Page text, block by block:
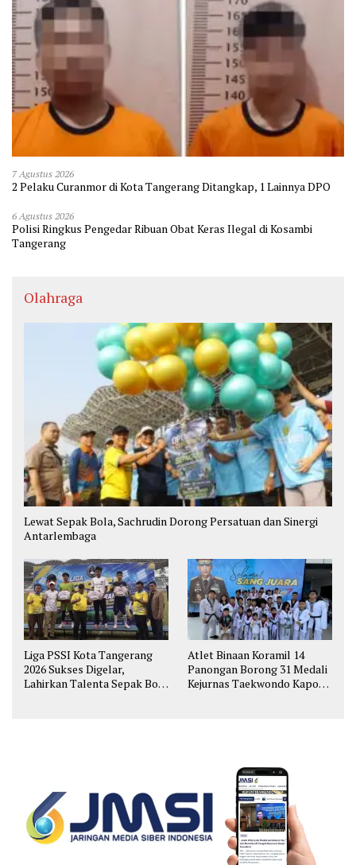
7 Agustus 2026
2 Pelaku Curanmor di Kota Tangerang Ditangkap, 1 Lainnya DPO
6 Agustus 2026
Polisi Ringkus Pengedar Ribuan Obat Keras Ilegal di Kosambi
Tangerang
Olahraga
Lewat Sepak Bola, Sachrudin Dorong Persatuan dan Sinergi
Antarlembaga
Liga PSSI Kota Tangerang
2026 Sukses Digelar,
Lahirkan Talenta Sepak Bola
Atlet Binaan Koramil 14
Panongan Borong 31 Medali
Kejurnas Taekwondo Kapolri